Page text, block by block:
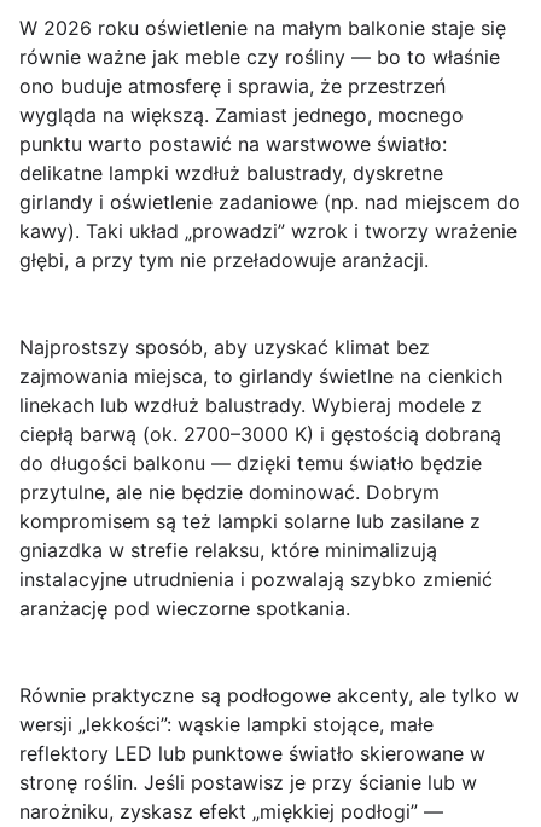
W 2026 roku oświetlenie na małym balkonie staje się
równie ważne jak meble czy rośliny — bo to właśnie
ono buduje atmosferę i sprawia, że przestrzeń
wygląda na większą. Zamiast jednego, mocnego
punktu warto postawić na warstwowe światło:
delikatne lampki wzdłuż balustrady, dyskretne
girlandy i oświetlenie zadaniowe (np. nad miejscem do
kawy). Taki układ „prowadzi” wzrok i tworzy wrażenie
głębi, a przy tym nie przeładowuje aranżacji.
Najprostszy sposób, aby uzyskać klimat bez
zajmowania miejsca, to girlandy świetlne na cienkich
linekach lub wzdłuż balustrady. Wybieraj modele z
ciepłą barwą (ok. 2700–3000 K) i gęstością dobraną
do długości balkonu — dzięki temu światło będzie
przytulne, ale nie będzie dominować. Dobrym
kompromisem są też lampki solarne lub zasilane z
gniazdka w strefie relaksu, które minimalizują
instalacyjne utrudnienia i pozwalają szybko zmienić
aranżację pod wieczorne spotkania.
Równie praktyczne są podłogowe akcenty, ale tylko w
wersji „lekkości”: wąskie lampki stojące, małe
reflektory LED lub punktowe światło skierowane w
stronę roślin. Jeśli postawisz je przy ścianie lub w
narożniku, zyskasz efekt „miękkiej podłogi” —